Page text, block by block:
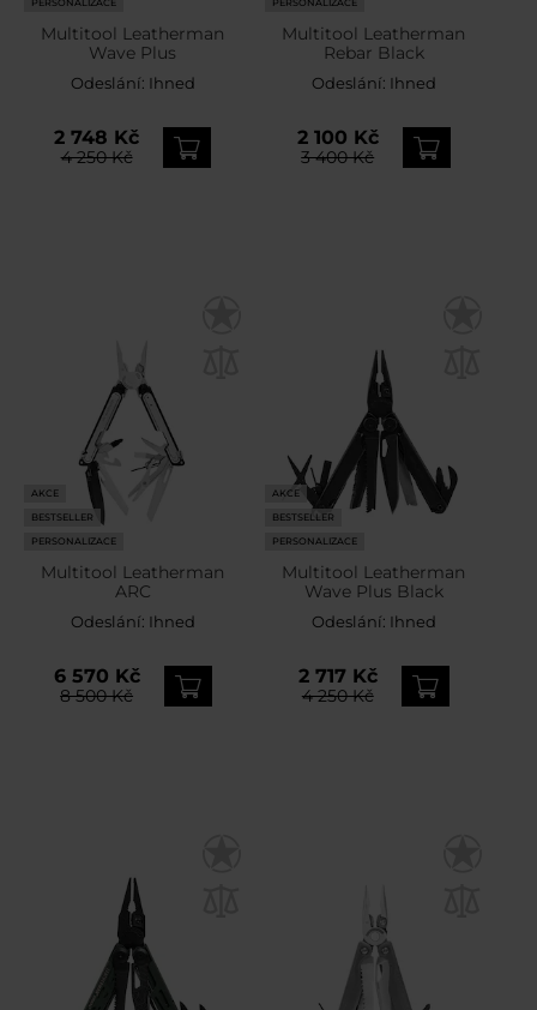
PERSONALIZACE
Multitool Leatherman
Wave Plus
Odeslání: Ihned
2 748 Kč
4 250 Kč
PERSONALIZACE
Multitool Leatherman
Rebar Black
Odeslání: Ihned
2 100 Kč
3 400 Kč
AKCE
BESTSELLER
PERSONALIZACE
Multitool Leatherman
ARC
Odeslání: Ihned
6 570 Kč
8 500 Kč
AKCE
BESTSELLER
PERSONALIZACE
Multitool Leatherman
Wave Plus Black
Odeslání: Ihned
2 717 Kč
4 250 Kč